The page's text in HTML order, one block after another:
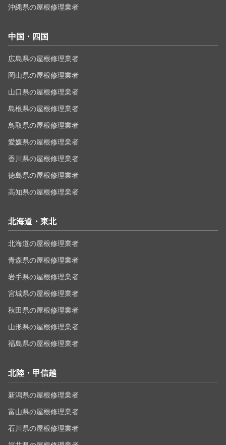
沖縄県の屋根修理業者
中国・四国
広島県の屋根修理業者
岡山県の屋根修理業者
山口県の屋根修理業者
島根県の屋根修理業者
鳥取県の屋根修理業者
愛媛県の屋根修理業者
香川県の屋根修理業者
徳島県の屋根修理業者
高知県の屋根修理業者
北海道・東北
北海道の屋根修理業者
青森県の屋根修理業者
岩手県の屋根修理業者
宮城県の屋根修理業者
秋田県の屋根修理業者
山形県の屋根修理業者
福島県の屋根修理業者
北陸・甲信越
新潟県の屋根修理業者
富山県の屋根修理業者
石川県の屋根修理業者